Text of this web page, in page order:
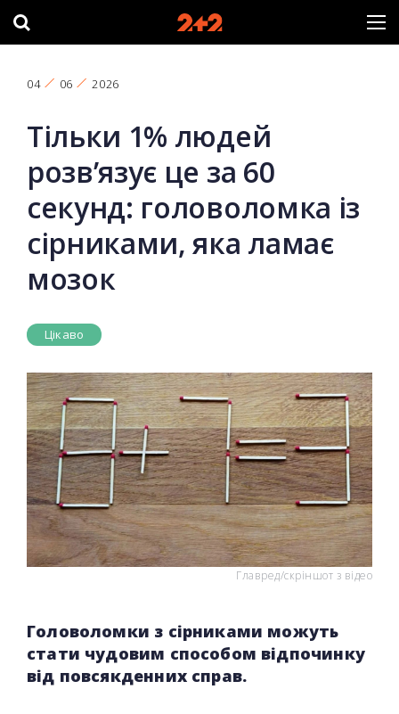
04 06 2026
Тільки 1% людей
розв’язує це за 60
секунд: головоломка із
сірниками, яка ламає
мозок
Цікаво
Главред/скріншот з відео
Головоломки з сірниками можуть
стати чудовим способом відпочинку
від повсякденних справ.